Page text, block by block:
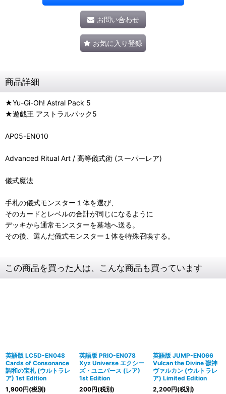
お問い合わせ
お気に入り登録
商品詳細
★Yu-Gi-Oh! Astral Pack 5
★遊戯王 アストラルパック5
AP05-EN010
Advanced Ritual Art / 高等儀式術 (スーパーレア)
儀式魔法
手札の儀式モンスター１体を選び、
そのカードとレベルの合計が同じになるように
デッキから通常モンスターを墓地へ送る。
その後、選んだ儀式モンスター１体を特殊召喚する。
この商品を買った人は、こんな商品も買っています
英語版 LC5D-EN048
Cards of Consonance
調和の宝札 (ウルトラレ
ア) 1st Edition
1,900円(税別)
英語版 PRIO-EN078
Xyz Universe エクシー
ズ・ユニバース (レア)
1st Edition
200円(税別)
英語版 JUMP-EN066
Vulcan the Divine 獣神
ヴァルカン (ウルトラレ
ア) Limited Edition
2,200円(税別)